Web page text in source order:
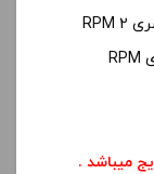
میباشد .